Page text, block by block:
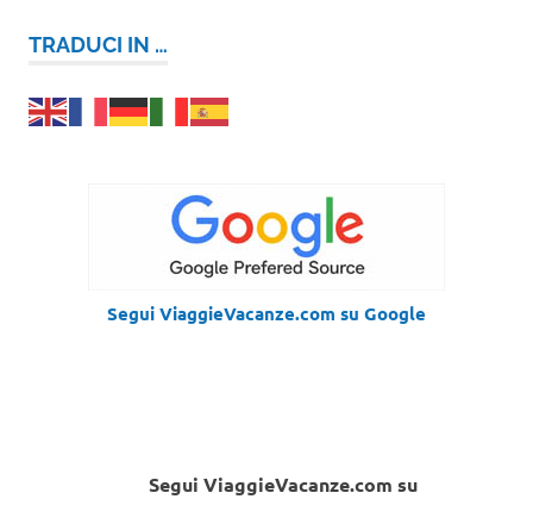
TRADUCI IN …
Segui ViaggieVacanze.com su Google
Segui ViaggieVacanze.com su